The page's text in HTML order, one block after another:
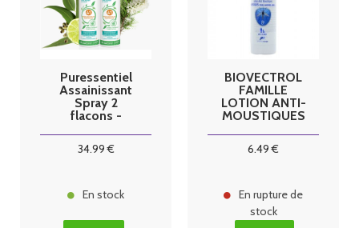
Puressentiel
Assainissant
Spray 2
flacons -
34.99€
En stock
BIOVECTROL
FAMILLE
LOTION ANTI-
MOUSTIQUES
6.49 €
En rupture de
stock